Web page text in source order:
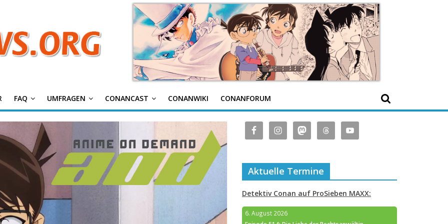
FAQ UMFRAGEN CONANCAST CONANWIKI CONANFORUM
Aktuelle Termine
Detektiv Conan auf ProSieben MAXX:
6. August 2026